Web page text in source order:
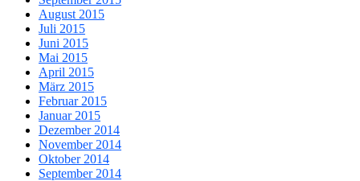
August 2015
Juli 2015
Juni 2015
Mai 2015
April 2015
März 2015
Februar 2015
Januar 2015
Dezember 2014
November 2014
Oktober 2014
September 2014